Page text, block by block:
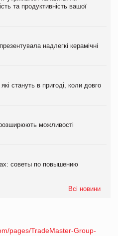
та продуктивність вашої
надлегкі керамічні
стануть в пригоді, коли довго
можливості
советы по повышению
Всі новини